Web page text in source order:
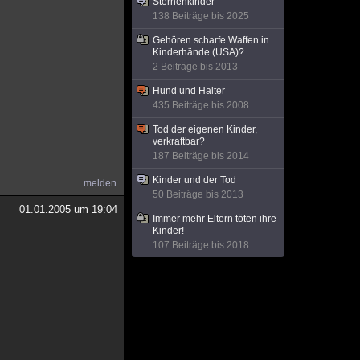
melden
01.01.2005 um 19:04
138 Beiträge bis 2025
Gehören scharfe Waffen in
Kinderhände (USA)?
2 Beiträge bis 2013
Hund und Halter
435 Beiträge bis 2008
Tod der eigenen Kinder,
verkraftbar?
187 Beiträge bis 2014
Kinder und der Tod
50 Beiträge bis 2013
Immer mehr Eltern töten ihre
Kinder!
107 Beiträge bis 2018